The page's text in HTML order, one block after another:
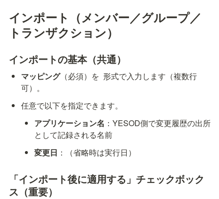
インポート（メンバー／グループ／
トランザクション）
インポートの基本（共通）
マッピング（必須）を 形式で入力します（複数行
可）。
任意で以下を指定できます。
アプリケーション名 ：YESOD側で変更履歴の出所
として記録される名前
変更日 ： （省略時は実行日）
「インポート後に適用する」チェックボック
ス（重要）